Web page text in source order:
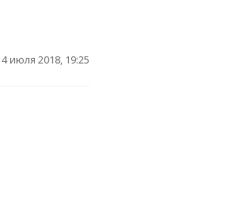
4 июля 2018, 19:25